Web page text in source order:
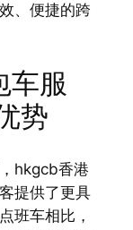
、便捷的跨
车服
势
hkgcb香港
提供了更具
班车相比，